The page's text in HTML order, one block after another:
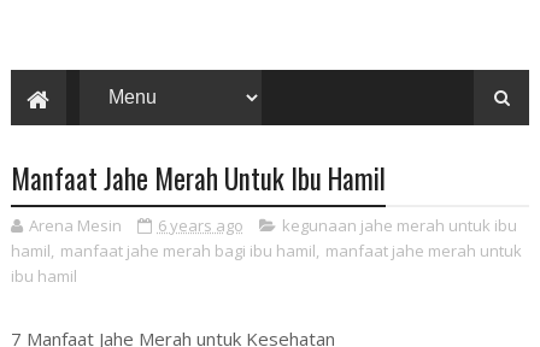
Manfaat Jahe Merah Untuk Ibu Hamil
Arena Mesin 6 years ago
kegunaan jahe merah untuk ibu
hamil, manfaat jahe merah bagi ibu hamil, manfaat jahe merah untuk
ibu hamil
7 Manfaat Jahe Merah untuk Kesehatan